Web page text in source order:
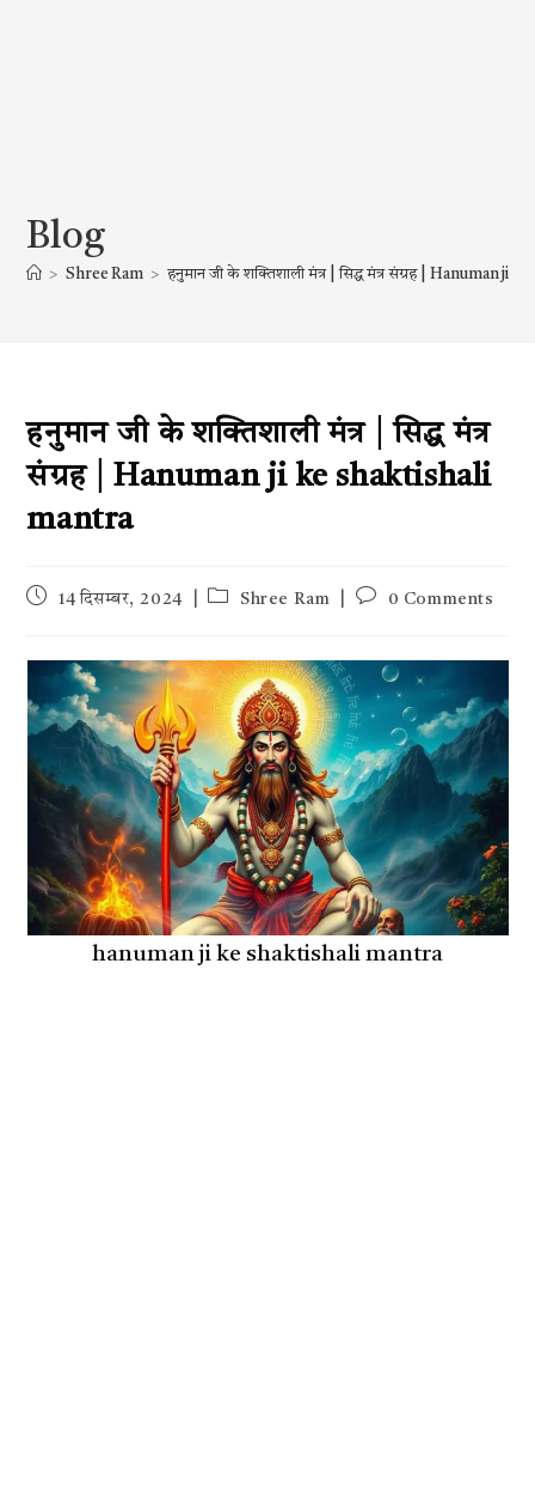
Blog
> Shree Ram > हनुमान जी के शक्तिशाली मंत्र | सिद्ध मंत्र संग्रह | Hanuman ji
हनुमान जी के शक्तिशाली मंत्र | सिद्ध मंत्र
संग्रह | Hanuman ji ke shaktishali
mantra
Post14 दिसम्बर, 2024
PostShree Ram
Post0 Comments
hanuman ji ke shaktishali mantra